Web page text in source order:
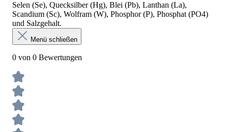
Selen (Se), Quecksilber (Hg), Blei (Pb), Lanthan (La),
Scandium (Sc), Wolfram (W), Phosphor (P), Phosphat (PO4)
und Salzgehalt.
Menü schließen
0 von 0 Bewertungen